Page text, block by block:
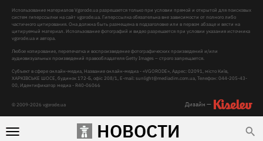
НОВОСТИ
© 2009-2026 vgorode.ua
Использование материалов Vgorode.ua разрешается только при условии прямой и открытой для поисковых
систем гиперссылки на сайт vgorode.ua. Гиперссылка обязательна вне зависимости от полного либо
частичного цитирования. Она должна быть размещена в подзаголовке или в первом абзаце и вести на
цитируемый материал. Использование фотографий и видео разрешается при условии указания источника
vgorode.ua и автора.
Любое копирование, перепечатка и воспроизведение фотографических произведений и/или
аудиовизуальных произведений правообладателя Getty Images – строго запрещается.
Субъект в сфере онлайн-медиа, Название онлайн-медиа - «VGORODE», Адрес: 02091, місто Київ,
ХАРКІВСЬКЕ ШОСЕ, будинок 172-Б, офіс 208/1, E-mail:sunlight@mediadim.com.ua , Телефон: 044-205-43-
00, Идентификатор медиа - R40-06066
Дизайн —